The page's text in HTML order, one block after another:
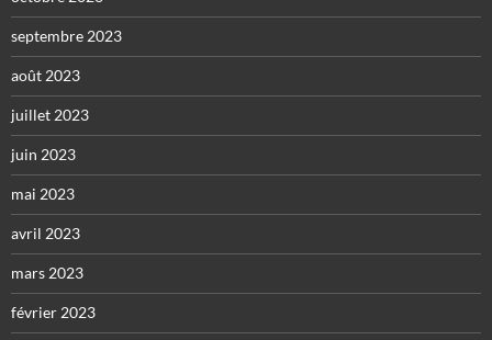
septembre 2023
août 2023
juillet 2023
juin 2023
mai 2023
avril 2023
mars 2023
février 2023